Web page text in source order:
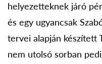
helyezetteknek járó
és egy ugyancsak
tervei alapján készített
nem utolsó sorban